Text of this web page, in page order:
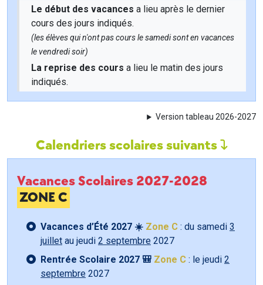
Le début des vacances a lieu après le dernier
cours des jours indiqués.
(les élèves qui n'ont pas cours le samedi sont en vacances
le vendredi soir)
La reprise des cours a lieu le matin des jours
indiqués.
Version tableau 2026-2027
Calendriers scolaires suivants
Vacances Scolaires 2027-2028
ZONE C
Vacances d’Été 2027 ☀️ Zone C : du samedi 3
juillet au jeudi 2 septembre 2027
Rentrée Scolaire 2027 🎒 Zone C : le jeudi 2
septembre 2027